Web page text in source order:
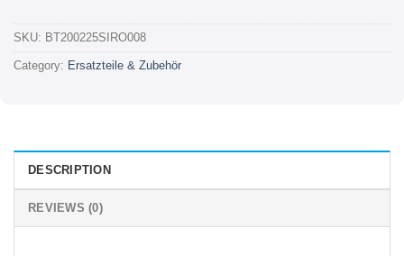
SKU: BT200225SIRO008
Category: Ersatzteile & Zubehör
DESCRIPTION
REVIEWS (0)